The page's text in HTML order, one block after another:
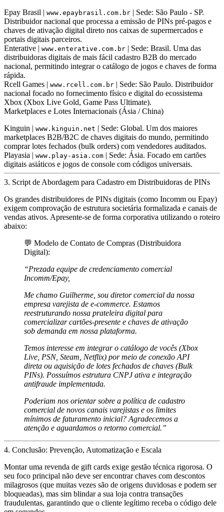
Epay Brasil | www.epaybrasil.com.br | Sede: São Paulo - SP.
Distribuidor nacional que processa a emissão de PINs pré-pagos e
chaves de ativação digital direto nos caixas de supermercados e
portais digitais parceiros.
Enterative | www.enterative.com.br | Sede: Brasil. Uma das
distribuidoras digitais de mais fácil cadastro B2B do mercado
nacional, permitindo integrar o catálogo de jogos e chaves de forma
rápida.
Rcell Games | www.rcell.com.br | Sede: São Paulo. Distribuidor
nacional focado no fornecimento físico e digital do ecossistema
Xbox (Xbox Live Gold, Game Pass Ultimate).
Marketplaces e Lotes Internacionais (Ásia / China)
Kinguin | www.kinguin.net | Sede: Global. Um dos maiores
marketplaces B2B/B2C de chaves digitais do mundo, permitindo
comprar lotes fechados (bulk orders) com vendedores auditados.
Playasia | www.play-asia.com | Sede: Ásia. Focado em cartões
digitais asiáticos e jogos de console com códigos universais.
3. Script de Abordagem para Cadastro em Distribuidoras de PINs
Os grandes distribuidores de PINs digitais (como Incomm ou Epay)
exigem comprovação de estrutura societária formalizada e canais de
vendas ativos. Apresente-se de forma corporativa utilizando o roteiro
abaixo:
💬 Modelo de Contato de Compras (Distribuidora
Digital):
“Prezada equipe de credenciamento comercial
Incomm/Epay,
Me chamo Guilherme, sou diretor comercial da nossa
empresa varejista de e-commerce. Estamos
reestruturando nossa prateleira digital para
comercializar cartões-presente e chaves de ativação
sob demanda em nossa plataforma.
Temos interesse em integrar o catálogo de vocês (Xbox
Live, PSN, Steam, Netflix) por meio de conexão API
direta ou aquisição de lotes fechados de chaves (Bulk
PINs). Possuímos estrutura CNPJ ativa e integração
antifraude implementada.
Poderiam nos orientar sobre a política de cadastro
comercial de novos canais varejistas e os limites
mínimos de faturamento inicial? Agradecemos a
atenção e aguardamos o retorno comercial.”
4. Conclusão: Prevenção, Automatização e Escala
Montar uma revenda de gift cards exige gestão técnica rigorosa. O
seu foco principal não deve ser encontrar chaves com descontos
milagrosos (que muitas vezes são de origens duvidosas e podem ser
bloqueadas), mas sim blindar a sua loja contra transações
fraudulentas, garantindo que o cliente legítimo receba o código dele